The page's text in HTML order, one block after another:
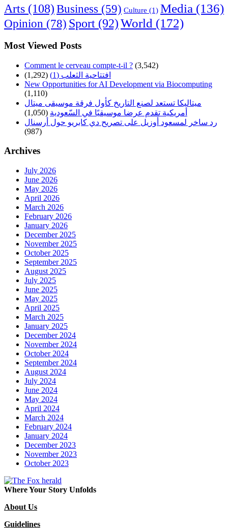
Arts (108) Business (59) Culture (1) Media (136)
Opinion (78) Sport (92)World (172)
Most Viewed Posts
Comment le cerveau compte-t-il ? (3,542)
افتتاحية الثعلب (1)
(1,292)
New Opportunities for AI Development via Biocomputing
(1,110)
ميتاليكا تستعد لصنع التاريخ كأول فرقة موسيقى ميتال
أمريكية تقدم عرضا موسيقيًا في السّعودية (1,050)
رد ساخر لمسعود أوزيل على تصريح دي كابريو حول أرسنال
(987)
Archives
July 2026
June 2026
May 2026
April 2026
March 2026
February 2026
January 2026
December 2025
November 2025
October 2025
September 2025
August 2025
July 2025
June 2025
May 2025
April 2025
March 2025
January 2025
December 2024
November 2024
October 2024
September 2024
August 2024
July 2024
June 2024
May 2024
April 2024
March 2024
February 2024
January 2024
December 2023
November 2023
October 2023
Where Your Story Unfolds
About Us
Guidelines